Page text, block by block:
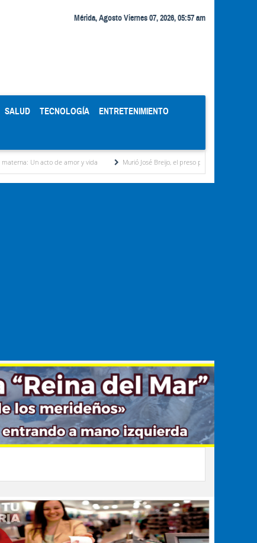
Mérida, Agosto Viernes 07, 2026, 05:57 am
SALUD TECNOLOGÍA ENTRETENIMIENTO
acto de amor y vida Murió José Breijo, el preso político uruguayo-venezolano